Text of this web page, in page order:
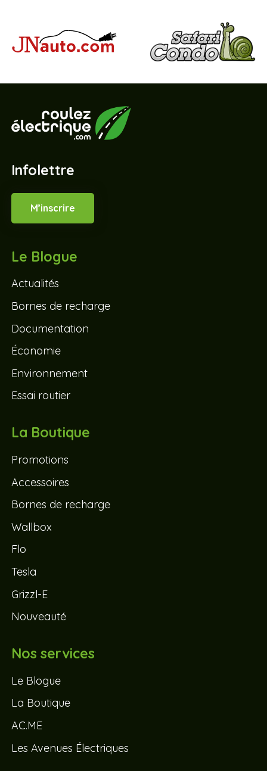
Infolettre
M’inscrire
Le Blogue
Actualités
Bornes de recharge
Documentation
Économie
Environnement
Essai routier
La Boutique
Promotions
Accessoires
Bornes de recharge
Wallbox
Flo
Tesla
Grizzl-E
Nouveauté
Nos services
Le Blogue
La Boutique
AC.ME
Les Avenues Électriques